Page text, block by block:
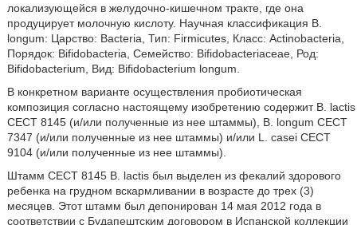
локализующейся в желудочно-кишечном тракте, где она
продуцирует молочную кислоту. Научная классификация В.
longum: Царство: Bacteria, Тип: Firmicutes, Класс: Actinobacteria,
Порядок: Bifidobacteria, Семейство: Bifidobacteriaceae, Род:
Bifidobacterium, Вид: Bifidobacterium longum.
В конкретном варианте осуществления пробиотическая
композиция согласно настоящему изобретению содержит В. lactis
СЕСТ 8145 (и/или полученные из нее штаммы), В. longum СЕСТ
7347 (и/или полученные из нее штаммы) и/или L. casei СЕСТ
9104 (и/или полученные из нее штаммы).
Штамм СЕСТ 8145 B. lactis был выделен из фекалий здорового
ребенка на грудном вскармливании в возрасте до трех (3)
месяцев. Этот штамм был депонирован 14 мая 2012 года в
соответствии с Будапештским договором в Испанской коллекции